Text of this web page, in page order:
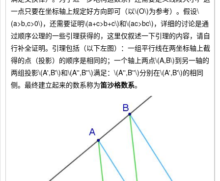
一点只要在坐标轴上规定好方向即可（以\(O\)为参考）。假设\
(a>b,c>0\)，还需要证明\(a+c>b+c\)和\(ac>bc\)，详细的讨论是通
过顺序公理的一些引理获得的，这里仅叙述一下引理的内容，请自
行补全证明。引理包括（以下左图）：一组平行线在两坐标轴上截
得的点（投影）的顺序是相同的；一个轴上两点\(A,B\)到另一轴的
两组投影\(A',B'\)和\(A'',B''\)满足：\(A'',B''\)分别在\(A',B'\)的相同
侧。最终建立起来的数系称为笛沙格数系。